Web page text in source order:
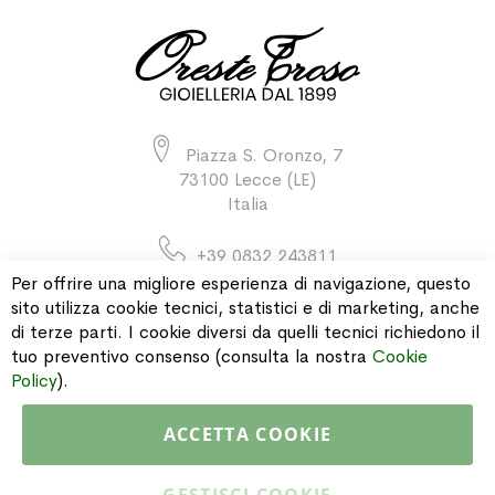
Piazza S. Oronzo, 7
73100 Lecce (LE)
Italia
+39 0832 243811
INFORMAZIONI
Per offrire una migliore esperienza di navigazione, questo
sito utilizza cookie tecnici, statistici e di marketing, anche
di terze parti. I cookie diversi da quelli tecnici richiedono il
tuo preventivo consenso (consulta la nostra Cookie
Policy).
ACCETTA COOKIE